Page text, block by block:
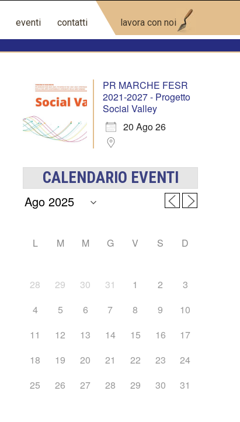
eventi contatti lavora con noi
Outlook Live
PR MARCHE FESR
2021-2027 - Progetto
Social Valley
20 Ago 26
CALENDARIO EVENTI
L M M G V S D
28 29 30 31 1 2
3
4
5 6 7 8 9
10
11
12 13 14 15 16
17
18
19 20 21 22 23
24
25
26 27 28 29 30 31